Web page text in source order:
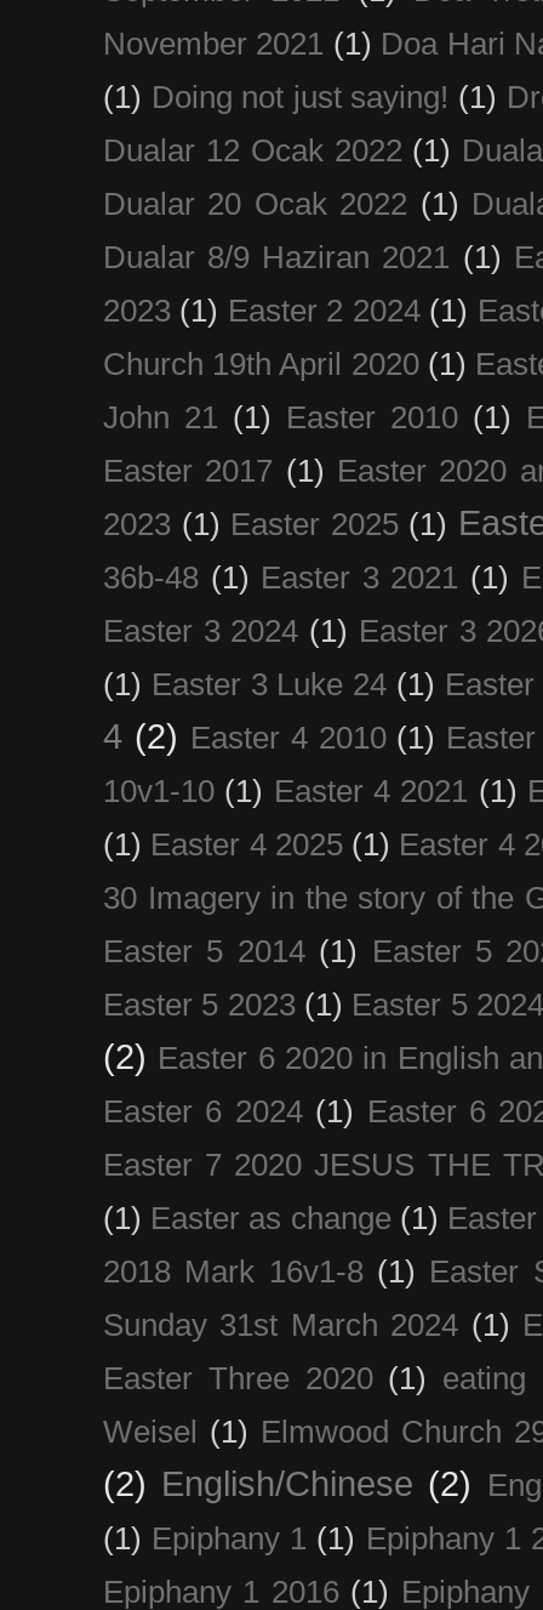
November 2021 (1) Doa Hari
(1) Doing not just saying! (1)
Dualar 12 Ocak 2022 (1)
Dualar 20 Ocak 2022 (1)
Dualar 8/9 Haziran 2021 (1)
2023 (1) Easter 2 2024 (1)
Church 19th April 2020 (1)
John 21 (1) Easter 2010 (1)
Easter 2017 (1) Easter 2020
2023 (1) Easter 2025 (1)
36b-48 (1) Easter 3 2021 (1)
Easter 3 2024 (1) Easter 3
(1) Easter 3 Luke 24 (1)
4 (2) Easter 4 2010 (1)
10v1-10 (1) Easter 4 2021 (1)
(1) Easter 4 2025 (1) Easter 4
30 Imagery in the story of the
Easter 5 2014 (1) Easter 5
Easter 5 2023 (1) Easter 5
(2) Easter 6 2020 in English
Easter 6 2024 (1) Easter 6
Easter 7 2020 JESUS THE
(1) Easter as change (1)
2018 Mark 16v1-8 (1) Easter
Sunday 31st March 2024 (1)
Easter Three 2020 (1) eating
Weisel
(1) Elmwood Church
(2) English/Chinese (2)
(1) Epiphany 1 (1) Epiphany 1
Epiphany 1 2016 (1) Epiphany